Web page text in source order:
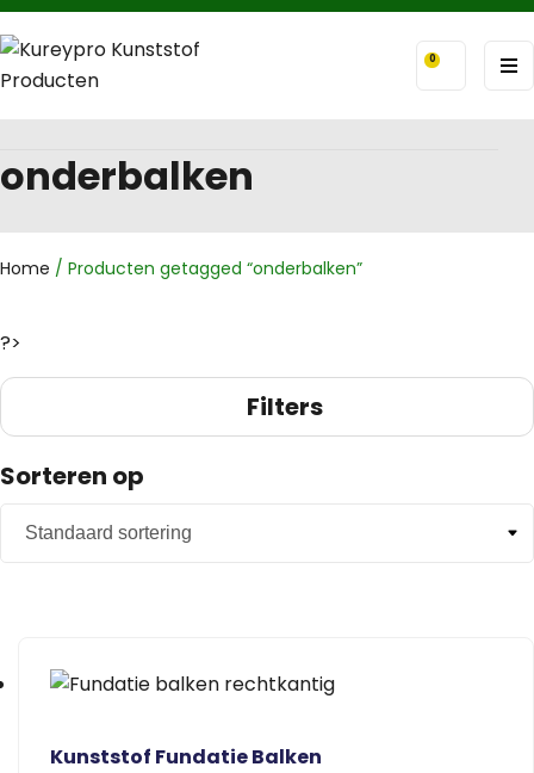
0
onderbalken
Home / Producten getagged “onderbalken”
?>
Filters
Sorteren op
Kunststof Fundatie Balken